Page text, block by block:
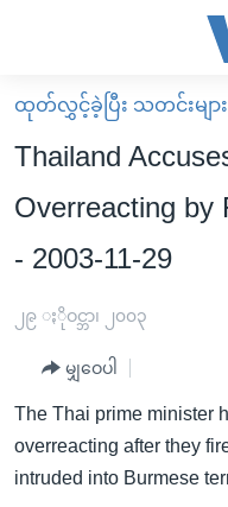
လွယ်ကူ
စေ
သည့်
များ
ပင်မ
ကျော်
ကြည့်
ရန်
မူလစာမျက်နှာ
မြန်မာ
ကမ္ဘာ့သတင်းများ
နိုင်ငံတကာ
အစ္စရေး-ပါလက်စတိုင်း
ဗွီဒီယို
အင်္ဂလိပ်စာလေ့လာမယ်
အမေရိကန်သုံးအီဒီယံ
မကြေးမုံရဲ့ အင်္ဂလိပ်စာ
အပတ်စဉ်ကဏ္ဍများ
ရေဒီယို
ရေဒီယိုနှင့်ရုပ်သံ အချက်အ
ထုတ်လွှင့်ခဲ့ပြီး သတင်းများ
Thailand
Overreacting by
- 2003-11-29
၂၉ ႏိုဝင္ဘာ၊ ၂၀၀၃
မျှဝေပါ
The Thai prime minister
overreacting after they
intruded into Burmese